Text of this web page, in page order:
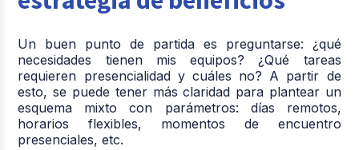
Un buen punto de partida es preguntarse: ¿qué
necesidades tienen mis equipos? ¿Qué tareas
requieren presencialidad y cuáles no? A partir de
esto, se puede tener más claridad para plantear un
esquema mixto con parámetros: días remotos,
horarios flexibles, momentos de encuentro
presenciales, etc.